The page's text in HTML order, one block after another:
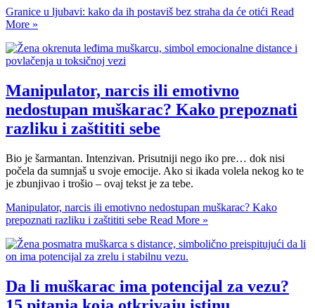
Granice u ljubavi: kako da ih postaviš bez straha da će otići Read
More »
Manipulator, narcis ili emotivno
nedostupan muškarac? Kako prepoznati
razliku i zaštititi sebe
Bio je šarmantan. Intenzivan. Prisutniji nego iko pre… dok nisi
počela da sumnjaš u svoje emocije. Ako si ikada volela nekog ko te
je zbunjivao i trošio – ovaj tekst je za tebe.
Manipulator, narcis ili emotivno nedostupan muškarac? Kako
prepoznati razliku i zaštititi sebe Read More »
Da li muškarac ima potencijal za vezu?